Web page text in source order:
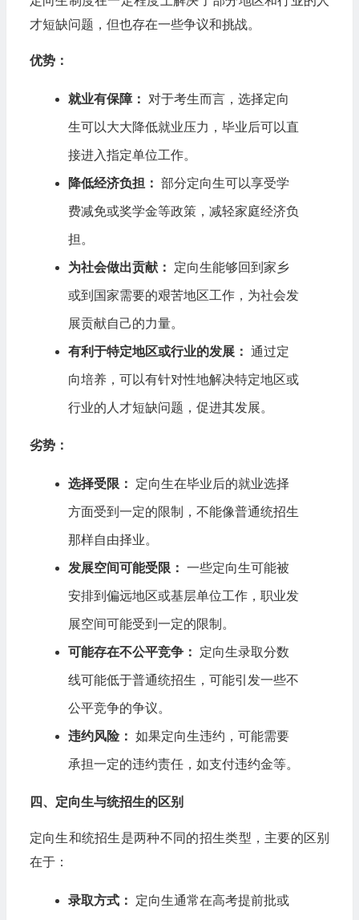
才短缺问题，但也存在一些争议和挑战。
优势：
就业有保障： 对于考生而言，选择定向
生可以大大降低就业压力，毕业后可以直
接进入指定单位工作。
降低经济负担： 部分定向生可以享受学
费减免或奖学金等政策，减轻家庭经济负
担。
为社会做出贡献： 定向生能够回到家乡
或到国家需要的艰苦地区工作，为社会发
展贡献自己的力量。
有利于特定地区或行业的发展： 通过定
向培养，可以有针对性地解决特定地区或
行业的人才短缺问题，促进其发展。
劣势：
选择受限： 定向生在毕业后的就业选择
方面受到一定的限制，不能像普通统招生
那样自由择业。
发展空间可能受限： 一些定向生可能被
安排到偏远地区或基层单位工作，职业发
展空间可能受到一定的限制。
可能存在不公平竞争： 定向生录取分数
线可能低于普通统招生，可能引发一些不
公平竞争的争议。
违约风险： 如果定向生违约，可能需要
承担一定的违约责任，如支付违约金等。
四、定向生与统招生的区别
定向生和统招生是两种不同的招生类型，主要的区别
在于：
录取方式： 定向生通常在高考提前批或